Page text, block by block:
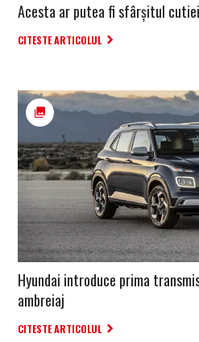
Acesta ar putea fi sfârșitul
CITESTE ARTICOLUL
Hyundai introduce prima
ambreiaj
CITESTE ARTICOLUL